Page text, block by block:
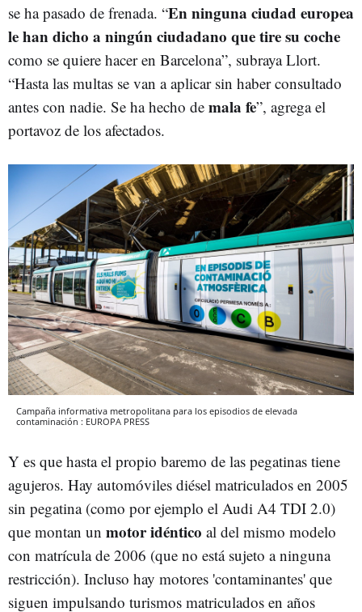
se ha pasado de frenada. “En ninguna ciudad europea
le han dicho a ningún ciudadano que tire su coche
como se quiere hacer en Barcelona”, subraya Llort.
“Hasta las multas se van a aplicar sin haber consultado
antes con nadie. Se ha hecho de mala fe”, agrega el
portavoz de los afectados.
Campaña informativa metropolitana para los episodios de elevada
contaminación : EUROPA PRESS
Y es que hasta el propio baremo de las pegatinas tiene
agujeros. Hay automóviles diésel matriculados en 2005
sin pegatina (como por ejemplo el Audi A4 TDI 2.0)
que montan un motor idéntico al del mismo modelo
con matrícula de 2006 (que no está sujeto a ninguna
restricción). Incluso hay motores 'contaminantes' que
siguen impulsando turismos matriculados en años